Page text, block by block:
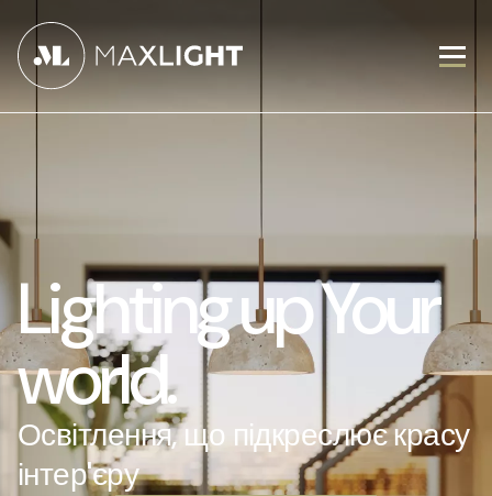
Lighting up Your
world.
Освітлення, що підкреслює красу
інтер'єру